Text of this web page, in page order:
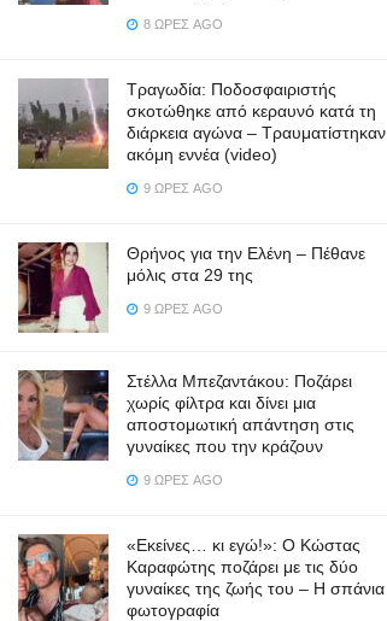
8 ΏΡΕΣ AGO
Τραγωδία: Ποδοσφαιριστής
σκοτώθηκε από κεραυνό κατά τη
διάρκεια αγώνα – Τραυματίστηκαν
ακόμη εννέα (video)
9 ΏΡΕΣ AGO
Θρήνος για την Ελένη – Πέθανε
μόλις στα 29 της
9 ΏΡΕΣ AGO
Στέλλα Μπεζαντάκου: Ποζάρει
χωρίς φίλτρα και δίνει μια
αποστομωτική απάντηση στις
γυναίκες που την κράζουν
9 ΏΡΕΣ AGO
«Εκείνες… κι εγώ!»: Ο Κώστας
Καραφώτης ποζάρει με τις δύο
γυναίκες της ζωής του – Η σπάνια
φωτογραφία